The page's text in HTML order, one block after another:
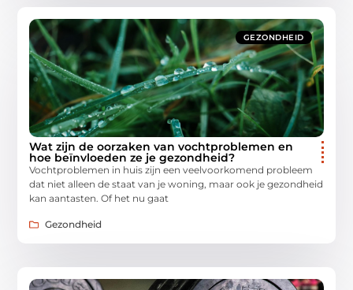
GEZONDHEID
Wat zijn de oorzaken van vochtproblemen en
hoe beïnvloeden ze je gezondheid?
Vochtproblemen in huis zijn een veelvoorkomend probleem
dat niet alleen de staat van je woning, maar ook je gezondheid
kan aantasten. Of het nu gaat
Gezondheid